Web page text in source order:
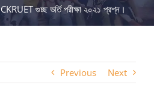
CKRUET গুচ্ছ ভর্তি পরীক্ষা ২০২১ প্রশ্ন।
Previous Next